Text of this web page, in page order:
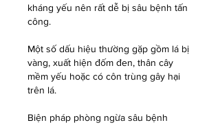
kháng yếu nên rất dễ bị sâu bệnh tấn
công.
Một số dấu hiệu thường gặp gồm lá bị
vàng, xuất hiện đốm đen, thân cây
mềm yếu hoặc có côn trùng gây hại
trên lá.
Biện pháp phòng ngừa sâu bệnh